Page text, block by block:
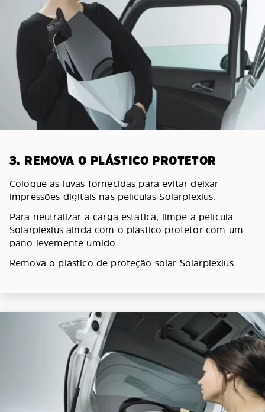
3. REMOVA O PLÁSTICO PROTETOR
Coloque as luvas fornecidas para evitar deixar
impressões digitais nas películas Solarplexius.
Para neutralizar a carga estática, limpe a película
Solarplexius ainda com o plástico protetor com um
pano levemente úmido.
Remova o plástico de proteção solar Solarplexius.